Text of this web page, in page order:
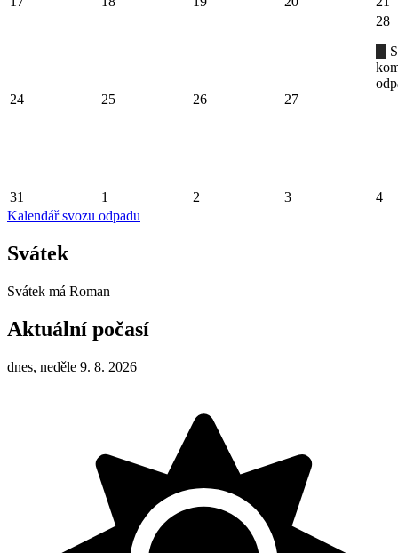
24 25 26 27
28
31 1 2 3
4
Kalendář svozu odpadu
Svátek
Svátek má Roman
Aktuální počasí
dnes, neděle 9. 8. 2026